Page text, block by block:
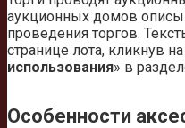
аукционных домов
проведения торгов.
странице лота, кликнув
использования» в
Особенности